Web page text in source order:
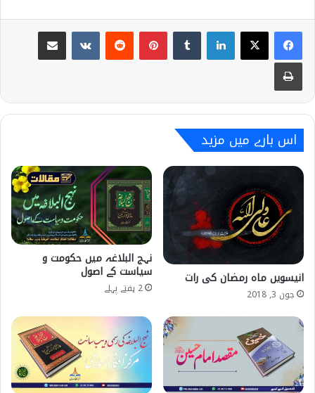
اس بارے میں مزید
انیسویں ماہ رمضان کی رات
جون 3, 2018
نہج البلاغہ میں حکومت و
سیاست کے اصول
2 ہفتے پہلے